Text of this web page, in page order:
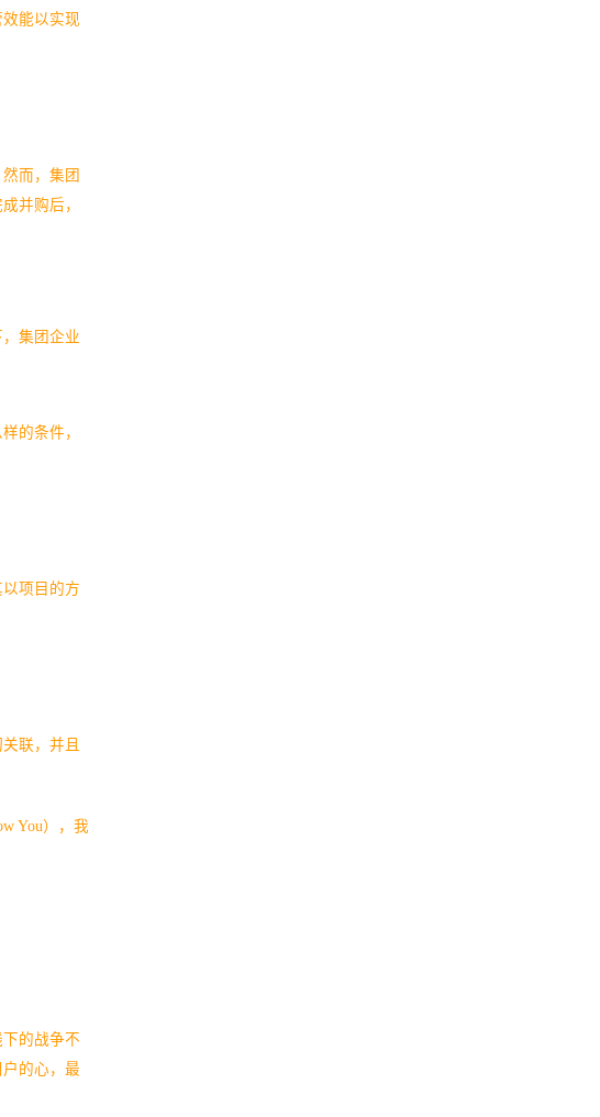
能以实现
而，集团
并购后，
集团企业
的条件，
项目的方
联，并且
You），我
的战争不
的心，最